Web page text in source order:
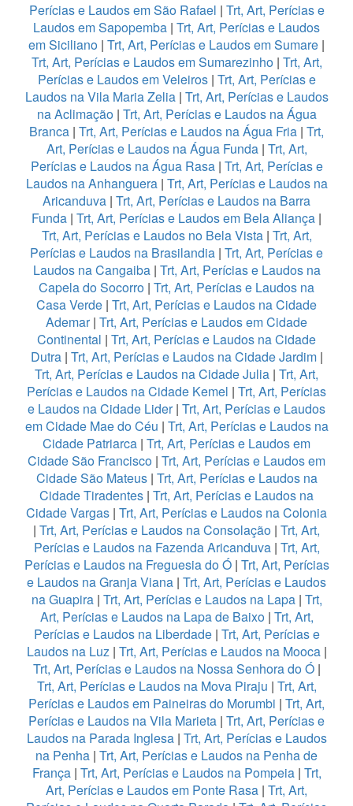
Perícias e Laudos em São Rafael | Trt, Art, Perícias e
Laudos em Sapopemba | Trt, Art, Perícias e Laudos
em Siciliano | Trt, Art, Perícias e Laudos em Sumare |
Trt, Art, Perícias e Laudos em Sumarezinho| Trt, Art,
Perícias e Laudos em Veleiros| Trt, Art, Perícias e
Laudos na Vila Maria Zelia| Trt, Art, Perícias e Laudos
na Aclimação| Trt, Art, Perícias e Laudos na Água
Branca | Trt, Art, Perícias e Laudos na Água Fria | Trt,
Art, Perícias e Laudos na Água Funda| Trt, Art,
Perícias e Laudos na Água Rasa | Trt, Art, Perícias e
Laudos na Anhanguera| Trt, Art, Perícias e Laudos na
Aricanduva | Trt, Art, Perícias e Laudos na Barra
Funda | Trt, Art, Perícias e Laudos em Bela Aliança |
Trt, Art, Perícias e Laudos no Bela Vista| Trt, Art,
Perícias e Laudos na Brasilandia | Trt, Art, Perícias e
Laudos na Cangaiba| Trt, Art, Perícias e Laudos na
Capela do Socorro | Trt, Art, Perícias e Laudos na
Casa Verde | Trt, Art, Perícias e Laudos na Cidade
Ademar| Trt, Art, Perícias e Laudos em Cidade
Continental | Trt, Art, Perícias e Laudos na Cidade
Dutra | Trt, Art, Perícias e Laudos na Cidade Jardim|
Trt, Art, Perícias e Laudos na Cidade Julia | Trt, Art,
Perícias e Laudos na Cidade Kemel | Trt, Art, Perícias
e Laudos na Cidade Lider| Trt, Art, Perícias e Laudos
em Cidade Mae do Céu | Trt, Art, Perícias e Laudos na
Cidade Patriarca | Trt, Art, Perícias e Laudos em
Cidade São Francisco | Trt, Art, Perícias e Laudos em
Cidade São Mateus| Trt, Art, Perícias e Laudos na
Cidade Tiradentes | Trt, Art, Perícias e Laudos na
Cidade Vargas | Trt, Art, Perícias e Laudos na Colonia
| Trt, Art, Perícias e Laudos na Consolação | Trt, Art,
Perícias e Laudos na Fazenda Aricanduva| Trt, Art,
Perícias e Laudos na Freguesia do Ó| Trt, Art, Perícias
e Laudos na Granja Viana | Trt, Art, Perícias e Laudos
na Guapira| Trt, Art, Perícias e Laudos na Lapa| Trt,
Art, Perícias e Laudos na Lapa de Baixo | Trt, Art,
Perícias e Laudos na Liberdade | Trt, Art, Perícias e
Laudos na Luz| Trt, Art, Perícias e Laudos na Mooca|
Trt, Art, Perícias e Laudos na Nossa Senhora do Ó|
Trt, Art, Perícias e Laudos na Mova Piraju | Trt, Art,
Perícias e Laudos em Paineiras do Morumbi | Trt, Art,
Perícias e Laudos na Vila Marieta | Trt, Art, Perícias e
Laudos na Parada Inglesa | Trt, Art, Perícias e Laudos
na Penha | Trt, Art, Perícias e Laudos na Penha de
França | Trt, Art, Perícias e Laudos na Pompeia| Trt,
Art, Perícias e Laudos em Ponte Rasa | Trt, Art,